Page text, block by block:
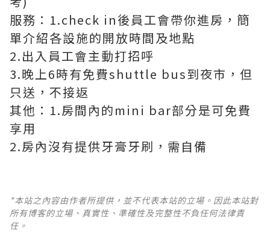
服務：1.check in後員工會帶你進房，簡
單介紹各設施的開放時間及地點
2.出入員工會主動打招呼
3.晚上6時有免費shuttle bus到夜市，但
只送，不接返
其他：1.房間內的mini bar部分是可免費
享用
2.房內沒有提供牙膏牙刷，需自備
*本站之內容由作者所提供，並不代表本站的立場。因此本站對
所有博客的立場、真實性、準確性及完整性不負任何法律責
任。